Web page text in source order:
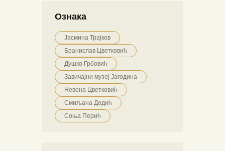
Ознака
Јасмина Трајков
Бранислав Цветковић
Душко Грбовић
Завичајни музеј Јагодина
Невена Цветковић
Смиљана Додић
Соња Перић